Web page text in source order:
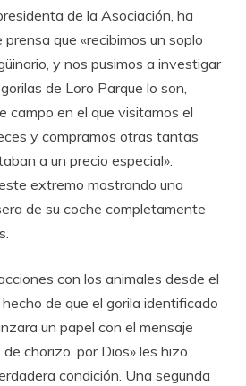
de la Asociación, ha
que «recibimos un soplo
y nos pusimos a investigar
de Loro Parque lo son,
campo en el que visitamos el
y compramos otras tantas
a un precio especial».
extremo mostrando una
de su coche completamente
con los animales desde el
de que el gorila identificado
un papel con el mensaje
chorizo, por Dios» les hizo
condición. Una segunda